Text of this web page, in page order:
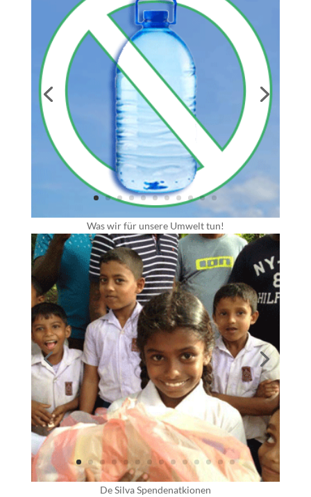
Was wir für unsere Umwelt tun!
De Silva Spendenatkionen